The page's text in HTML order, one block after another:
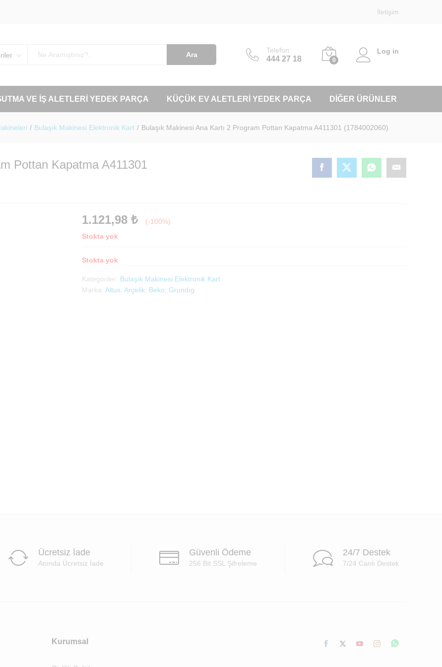
İletişim
Ara
Telefon:
444 27 18 0
Log in
VE İŞ ALETLERI YEDEK PARÇA KÜÇÜK EV ALETLERI YEDEK PARÇA DIĞER ÜRÜNLER
/ Bulaşık Makinesi Elektronik Kart / Bulaşık Makinesi Ana Kartı 2 Program Pottan Kapatma A411301 (1784002060)
Pottan Kapatma A411301
1.121,98 ₺
(-100%)
Stokta yok
Stokta yok
Kategoriler: Bulaşık Makinesi Elektronik Kart
Marka: Altus Arçelik Beko Grundıg
Ücretsiz İade
Anında Ücretsiz İade
Güvenli Ödeme
256 Bit SSL Şifreleme
24/7 Destek
7/24 Canlı Destek
Kurumsal